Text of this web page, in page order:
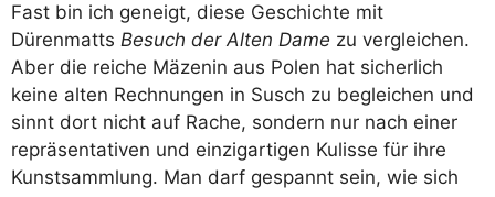
Fast bin ich geneigt, diese Geschichte mit
Dürenmatts Besuch der Alten Dame zu vergleichen.
Aber die reiche Mäzenin aus Polen hat sicherlich
keine alten Rechnungen in Susch zu begleichen und
sinnt dort nicht auf Rache, sondern nur nach einer
repräsentativen und einzigartigen Kulisse für ihre
Kunstsammlung. Man darf gespannt sein, wie sich